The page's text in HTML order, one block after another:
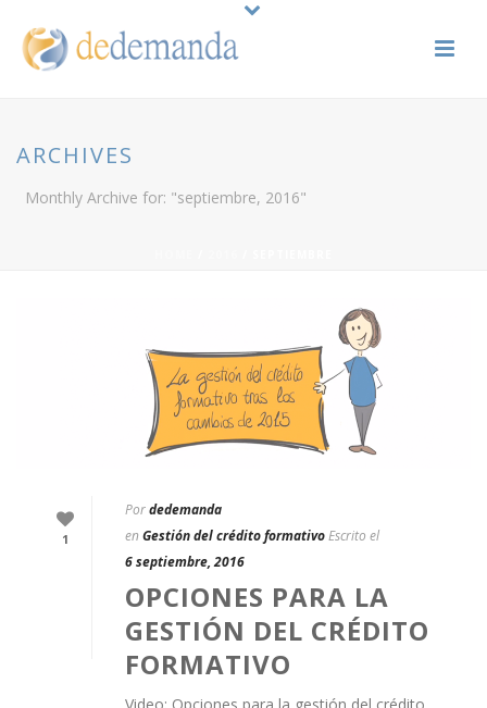
ARCHIVES
Monthly Archive for: "septiembre, 2016"
1
Pordedemanda
en Gestión del crédito formativoEscrito el
6 septiembre, 2016
OPCIONES PARA LA
GESTIÓN DEL CRÉDITO
FORMATIVO